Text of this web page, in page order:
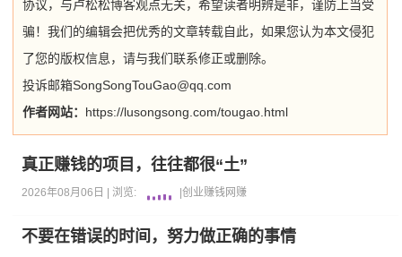
协议，与卢松松博客观点无关，希望读者明辨是非，谨防上当受
骗！我们的编辑会把优秀的文章转载自此，如果您认为本文侵犯
了您的版权信息，请与我们联系修正或删除。
投诉邮箱SongSongTouGao@qq.com
作者网站： https://lusongsong.com/tougao.html
真正赚钱的项目，往往都很“土”
2026年08月06日 | 浏览: |创业赚钱网赚
不要在错误的时间，努力做正确的事情